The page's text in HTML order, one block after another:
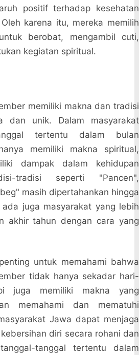
positif terhadap kesehatan
karena itu, mereka memilih
berobat, mengambil cuti,
kegiatan spiritual.
memiliki makna dan tradisi
dan unik. Dalam masyarakat
tertentu dalam bulan
memiliki makna spiritual,
dampak dalam kehidupan
tradisi seperti "Pancen",
masih dipertahankan hingga
juga masyarakat yang lebih
akhir tahun dengan cara yang
untuk memahami bahwa
tidak hanya sekadar hari-
juga memiliki makna yang
memahami dan mematuhi
Jawa dapat menjaga
diri secara rohani dan
tanggal tertentu dalam